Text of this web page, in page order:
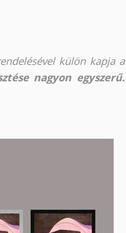
külön kapja a
nagyon egyszerű.